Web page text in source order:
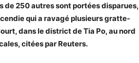
de 250 autres sont portées disparues,
qui a ravagé plusieurs gratte-
dans le district de Tia Po, au nord
citées par Reuters.